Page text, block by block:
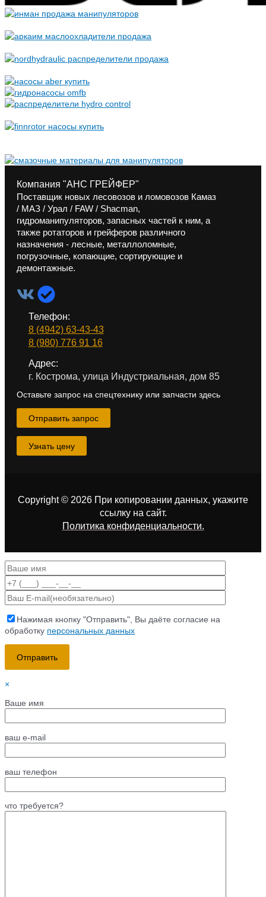
Компания "АНС ГРЕЙФЕР"
Поставщик новых лесовозов и ломовозов Камаз
/ МАЗ / Урал / FAW / Shacman,
гидроманипуляторов, запасных частей к ним, а
также ротаторов и грейферов различного
назначения - лесные, металлоломные,
погрузочные, копающие, сортирующие и
демонтажные.
Телефон:
8 (4942) 63-43-43
8 (980) 776 91 16
Адрес:
г. Кострома, улица Индустриальная, дом 85
Оставьте запрос на спецтехнику или запчасти здесь
Отправить запрос
Узнать цену
Copyright © 2026 При копировании данных, укажите
ссылку на сайт.
Политика конфиденциальности.
Нажимая кнопку "Отправить", Вы даёте согласие на
обработку персональных данных
×
Ваше имя
ваш e-mail
ваш телефон
что требуется?